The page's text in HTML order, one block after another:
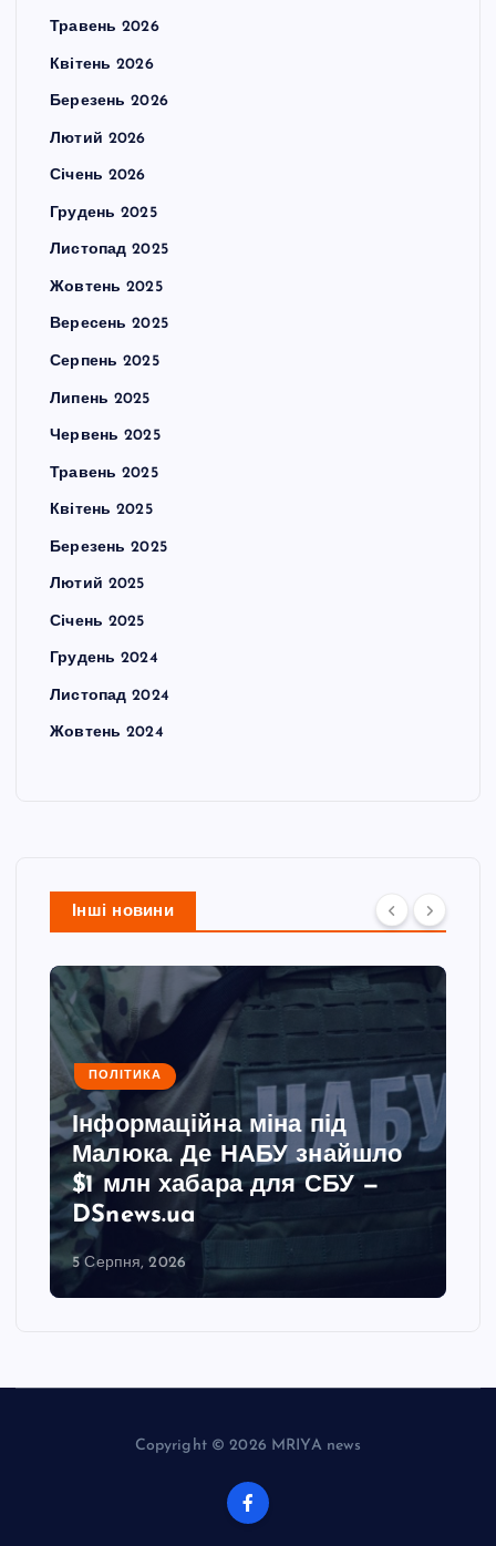
Травень 2026
Квітень 2026
Березень 2026
Лютий 2026
Січень 2026
Грудень 2025
Листопад 2025
Жовтень 2025
Вересень 2025
Серпень 2025
Липень 2025
Червень 2025
Травень 2025
Квітень 2025
Березень 2025
Лютий 2025
Січень 2025
Грудень 2024
Листопад 2024
Жовтень 2024
Інші новини
ПОЛІТИКА
Інформаційна міна під
Малюка. Де НАБУ знайшло
$1 млн хабара для СБУ —
DSnews.ua
5 Серпня, 2026
Copyright © 2026 MRIYA news